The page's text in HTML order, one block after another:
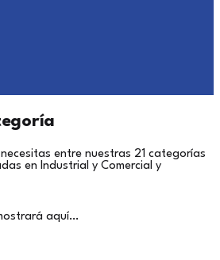
entre nuestras 21 categorías
en Industrial y Comercial y
aquí…